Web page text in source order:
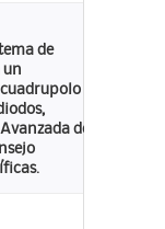
de
un
de